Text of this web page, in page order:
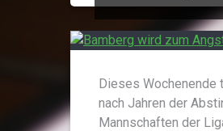
Dieses Wochenende
nach Jahren der
Mannschaften der